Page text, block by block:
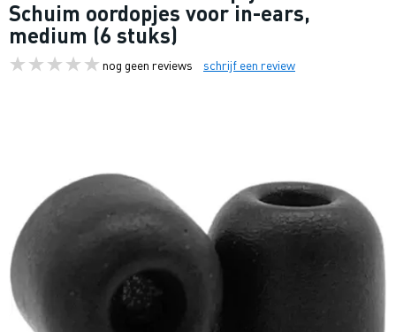
Schuim oordopjes voor in-ears,
medium (6 stuks)
nog geen reviews schrijf een review